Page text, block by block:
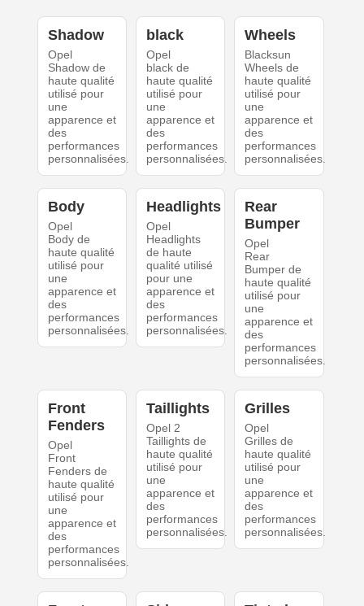
Shadow
Opel
Shadow de
haute qualité
utilisé pour
une
apparence et
des
performances
personnalisées.
black
Opel
black de
haute qualité
utilisé pour
une
apparence et
des
performances
personnalisées.
Wheels
Blacksun
Wheels de
haute qualité
utilisé pour
une
apparence et
des
performances
personnalisées.
Body
Opel
Body de
haute qualité
utilisé pour
une
apparence et
des
performances
personnalisées.
Headlights
Opel
Headlights
de haute
qualité utilisé
pour une
apparence et
des
performances
personnalisées.
Rear
Bumper
Opel
Rear
Bumper de
haute qualité
utilisé pour
une
apparence et
des
performances
personnalisées.
Front
Fenders
Opel
Front
Fenders de
haute qualité
utilisé pour
une
apparence et
des
performances
personnalisées.
Taillights
Opel 2
Taillights de
haute qualité
utilisé pour
une
apparence et
des
performances
personnalisées.
Grilles
Opel
Grilles de
haute qualité
utilisé pour
une
apparence et
des
performances
personnalisées.